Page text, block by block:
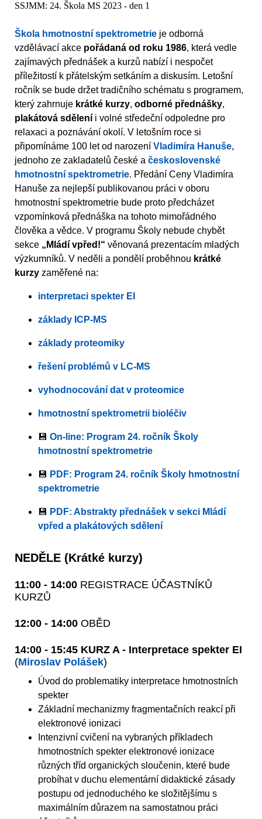
SSJMM: 24. Škola MS 2023 - den 1
Škola hmotnostní spektrometrie je odborná
vzdělávací akce pořádaná od roku 1986, která vedle
zajímavých přednášek a kurzů nabízí i nespočet
příležitostí k přátelským setkáním a diskusím. Letošní
ročník se bude držet tradičního schématu s programem,
který zahrnuje krátké kurzy, odborné přednášky,
plakátová sdělení i volné středeční odpoledne pro
relaxaci a poznávání okolí. V letošním roce si
připomínáme 100 let od narození Vladimíra Hanuše,
jednoho ze zakladatelů české a československé
hmotnostní spektrometrie. Předání Ceny Vladimíra
Hanuše za nejlepší publikovanou práci v oboru
hmotnostní spektrometrie bude proto předcházet
vzpomínková přednáška na tohoto mimořádného
člověka a vědce. V programu Školy nebude chybět
sekce „Mládí vpřed!“ věnovaná prezentacím mladých
výzkumníků. V neděli a pondělí proběhnou krátké
kurzy zaměřené na:
interpretaci spekter EI
základy ICP-MS
základy proteomiky
řešení problémů v LC-MS
vyhodnocování dat v proteomice
hmotnostní spektrometrii bioléčiv
💾 On-line: Program 24. ročník Školy
hmotnostní spektrometrie
💾 PDF: Program 24. ročník Školy hmotnostní
spektrometrie
💾 PDF: Abstrakty přednášek v sekci Mládí
vpřed a plakátových sdělení
NEDĚLE (Krátké kurzy)
11:00 - 14:00 REGISTRACE ÚČASTNÍKŮ
KURZŮ
12:00 - 14:00 OBĚD
14:00 - 15:45 KURZ A - Interpretace spekter EI
(Miroslav Polášek)
Úvod do problematiky interpretace hmotnostních
spekter
Základní mechanizmy fragmentačních reakcí při
elektronové ionizaci
Intenzivní cvičení na vybraných příkladech
hmotnostních spekter elektronové ionizace
různých tříd organických sloučenin, které bude
probíhat v duchu elementární didaktické zásady
postupu od jednoduchého ke složitějšímu s
maximálním důrazem na samostatnou práci